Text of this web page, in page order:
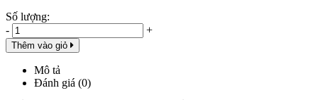
Số lượng:
-
+
Thêm vào giỏ
Mô tả
Đánh giá (0)